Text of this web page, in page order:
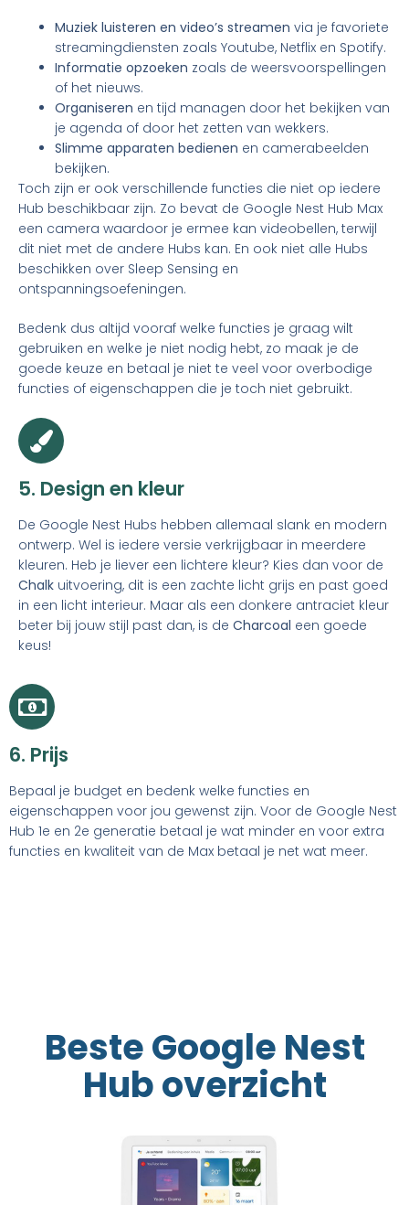
Muziek luisteren en video’s streamen via je favoriete
streamingdiensten zoals Youtube, Netflix en Spotify.
Informatie opzoeken zoals de weersvoorspellingen
of het nieuws.
Organiseren en tijd managen door het bekijken van
je agenda of door het zetten van wekkers.
Slimme apparaten bedienen en camerabeelden
bekijken.
Toch zijn er ook verschillende functies die niet op iedere
Hub beschikbaar zijn. Zo bevat de Google Nest Hub Max
een camera waardoor je ermee kan videobellen, terwijl
dit niet met de andere Hubs kan. En ook niet alle Hubs
beschikken over Sleep Sensing en
ontspanningsoefeningen.
Bedenk dus altijd vooraf welke functies je graag wilt
gebruiken en welke je niet nodig hebt, zo maak je de
goede keuze en betaal je niet te veel voor overbodige
functies of eigenschappen die je toch niet gebruikt.
5. Design en kleur
De Google Nest Hubs hebben allemaal slank en modern
ontwerp. Wel is iedere versie verkrijgbaar in meerdere
kleuren. Heb je liever een lichtere kleur? Kies dan voor de
Chalk uitvoering, dit is een zachte licht grijs en past goed
in een licht interieur. Maar als een donkere antraciet kleur
beter bij jouw stijl past dan, is de Charcoal een goede
keus!
6. Prijs
Bepaal je budget en bedenk welke functies en
eigenschappen voor jou gewenst zijn. Voor de Google Nest
Hub 1e en 2e generatie betaal je wat minder en voor extra
functies en kwaliteit van de Max betaal je net wat meer.
Beste Google Nest
Hub overzicht